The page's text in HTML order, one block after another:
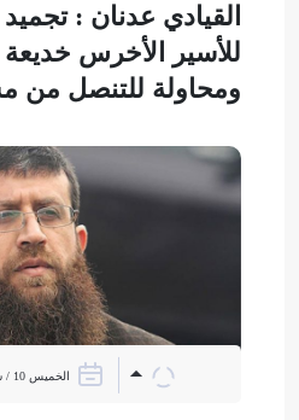
القيادي عدنان : تجميد
للأسير الأخرس خديعة
ومحاولة للتنصل من
الخميس 10 / سبتمبر / 2020